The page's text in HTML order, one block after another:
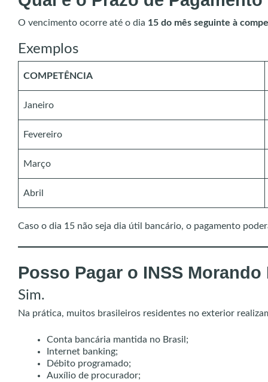
O vencimento ocorre até o dia 15 do mês seguinte à
Exemplos
COMPETÊNCIA
Janeiro
Fevereiro
Março
Abril
Caso o dia 15 não seja dia útil bancário, o pagamento
Posso Pagar o INSS
Sim.
Na prática, muitos brasileiros residentes no exterior
Conta bancária mantida no Brasil;
Internet banking;
Débito programado;
Auxílio de procurador;